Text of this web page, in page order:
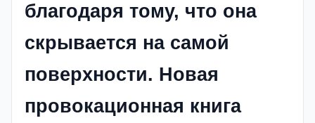
благодаря тому, что она
скрывается на самой
поверхности. Новая
провокационная книга